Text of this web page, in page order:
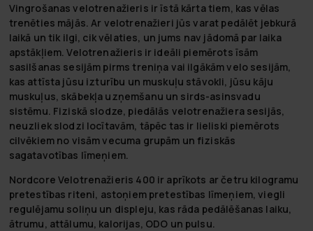
Vingrošanas velotrenažieris ir īstā kārta tiem, kas vēlas
trenēties mājās. Ar velotrenažieri jūs varat pedālēt jebkurā
laikā un tik ilgi, cik vēlaties, un jums nav jādomā par laika
apstākļiem. Velotrenažieris ir ideāli piemērots īsām
sasilšanas sesijām pirms treniņa vai ilgākām velo sesijām,
kas attīsta jūsu izturību un muskuļu stāvokli, jūsu kāju
muskuļus, skābekļa uzņemšanu un sirds-asinsvadu
sistēmu. Fiziskā slodze, piedālās velotrenažiera sesijās,
neuzliek slodzi locītavām, tāpēc tas ir lieliski piemērots
cilvēkiem no visām vecuma grupām un fiziskās
sagatavotības līmeņiem.
Nordcore Velotrenažieris 400 ir aprīkots ar četru kilogramu
pretestības riteni, astoņiem pretestības līmeņiem, viegli
regulējamu soliņu un displeju, kas rāda pedālēšanas laiku,
ātrumu, attālumu, kalorijas, ODO un pulsu.